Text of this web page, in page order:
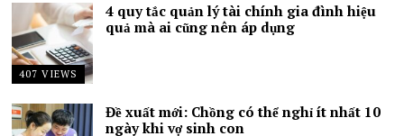
407 VIEWS
4 quy tắc quản lý tài chính gia đình hiệu
quả mà ai cũng nên áp dụng
Đề xuất mới: Chồng có thể nghỉ ít nhất 10
ngày khi vợ sinh con